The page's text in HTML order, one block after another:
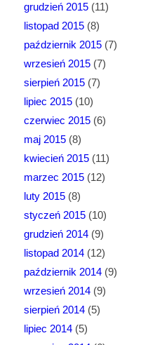
grudzień 2015(11)
listopad 2015(8)
październik 2015(7)
wrzesień 2015(7)
sierpień 2015(7)
lipiec 2015(10)
czerwiec 2015(6)
maj 2015(8)
kwiecień 2015(11)
marzec 2015(12)
luty 2015(8)
styczeń 2015(10)
grudzień 2014(9)
listopad 2014(12)
październik 2014(9)
wrzesień 2014(9)
sierpień 2014(5)
lipiec 2014(5)